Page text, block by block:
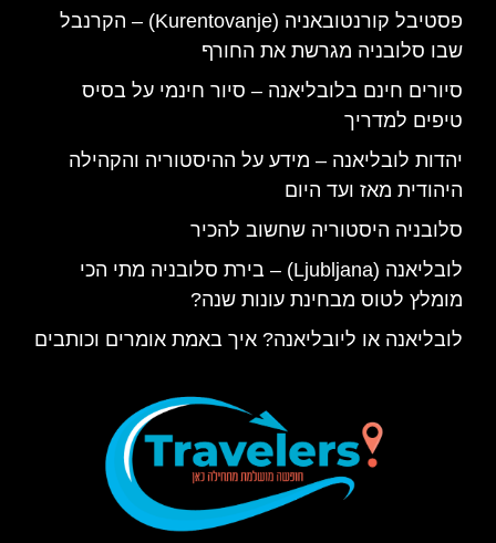
פסטיבל קורנטובאניה (Kurentovanje) – הקרנבל
שבו סלובניה מגרשת את החורף
סיורים חינם בלובליאנה – סיור חינמי על בסיס
טיפים למדריך
יהדות לובליאנה – מידע על ההיסטוריה והקהילה
היהודית מאז ועד היום
סלובניה היסטוריה שחשוב להכיר
לובליאנה (Ljubljana) – בירת סלובניה מתי הכי
מומלץ לטוס מבחינת עונות שנה?
לובליאנה או ליובליאנה? איך באמת אומרים וכותבים